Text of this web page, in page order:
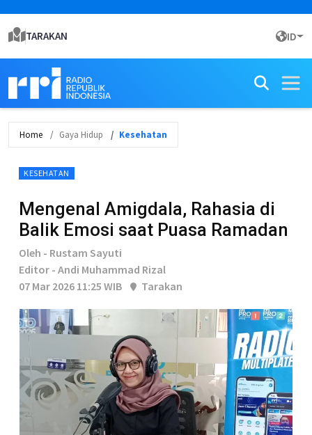
TARAKAN ID
Home Gaya Hidup Kesehatan
KESEHATAN
Mengenal Amigdala, Rahasia di
Balik Emosi saat Puasa Ramadan
Oleh - Rustam Sayuti
Editor - Andi Muhammad Rizal
07 Mar 2026 11:25 WIB
Tarakan